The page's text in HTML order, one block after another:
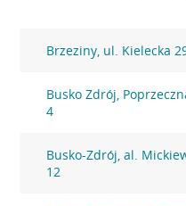
Brzeziny, ul. Kielecka
Busko Zdrój,
4
Busko-Zdrój, al.
12